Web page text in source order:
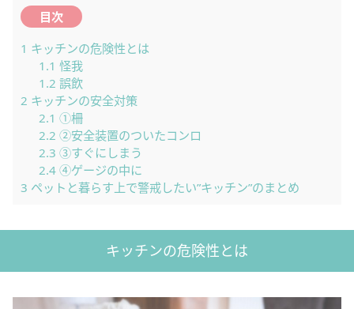
目次
1 キッチンの危険性とは
1.1 怪我
1.2 誤飲
2 キッチンの安全対策
2.1 ①柵
2.2 ②安全装置のついたコンロ
2.3 ③すぐにしまう
2.4④ゲージの中に
3 ペットと暮らす上で警戒したい”キッチン”のまとめ
キッチンの危険性とは